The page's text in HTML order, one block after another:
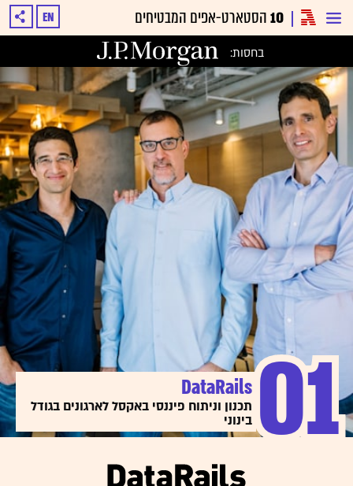
10הסטארט-אפים המבטיחים
בחסות:
EN
01
01
DataRails
תכנון וניתוח פיננסי באקסל לארגונים בגודל
בינוני